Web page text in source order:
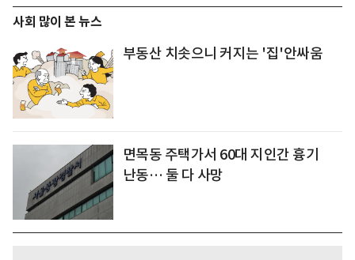
사회 많이 본 뉴스
부동산 치솟으니 커지는 '집'안싸움
면목동 주택가서 60대 지인간 흉기
난동… 둘 다 사망